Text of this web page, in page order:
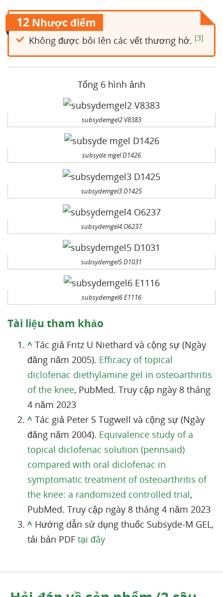
12 Nhược điểm
Không được bôi lên các vết thương hở. [3]
Tổng 6 hình ảnh
subsydemgel2 V8383
subsyde mgel D1426
subsydemgel3 D1425
subsydemgel4 O6237
subsydemgel5 D1031
subsydemgel6 E1116
Tài liệu tham khảo
^ Tác giả Fritz U Niethard và cộng sự (Ngày
đăng năm 2005). Efficacy of topical
diclofenac diethylamine gel in osteoarthritis
of the knee, PubMed. Truy cập ngày 8 tháng
4 năm 2023
^ Tác giả Peter S Tugwell và cộng sự (Ngày
đăng năm 2004). Equivalence study of a
topical diclofenac solution (pennsaid)
compared with oral diclofenac in
symptomatic treatment of osteoarthritis of
the knee: a randomized controlled trial,
PubMed. Truy cập ngày 8 tháng 4 năm 2023
^ Hướng dẫn sử dụng thuốc Subsyde-M GEL,
tải bản PDF tại đây